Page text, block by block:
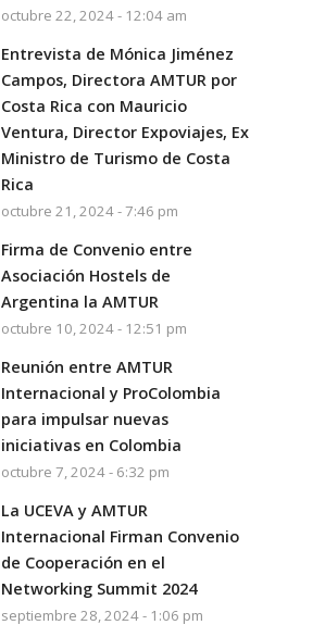
octubre 22, 2024 - 12:04 am
Entrevista de Mónica Jiménez
Campos, Directora AMTUR por
Costa Rica con Mauricio
Ventura, Director Expoviajes, Ex
Ministro de Turismo de Costa
Rica
octubre 21, 2024 - 7:46 pm
Firma de Convenio entre
Asociación Hostels de
Argentina la AMTUR
octubre 10, 2024 - 12:51 pm
Reunión entre AMTUR
Internacional y ProColombia
para impulsar nuevas
iniciativas en Colombia
octubre 7, 2024 - 6:32 pm
La UCEVA y AMTUR
Internacional Firman Convenio
de Cooperación en el
Networking Summit 2024
septiembre 28, 2024 - 1:06 pm